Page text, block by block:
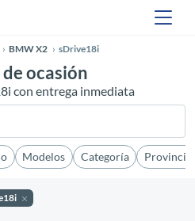
BMW X2 sDrive18i
ocasión
con entrega inmediata
Modelos Categoría Provincia